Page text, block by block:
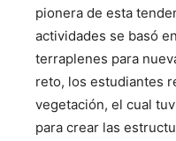
pionera de esta
actividades se basó
terraplenes para
reto, los estudiantes
vegetación, el cual
para crear las